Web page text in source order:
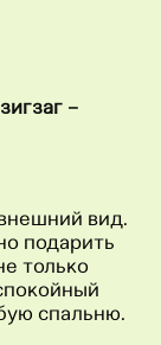
–
вид.
подарить
только
спальню.